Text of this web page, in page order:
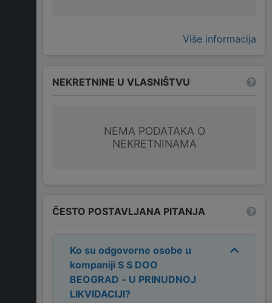
Više informacija
NEKRETNINE U VLASNIŠTVU
NEMA PODATAKA O
NEKRETNINAMA
ČESTO POSTAVLJANA PITANJA
Ko su odgovorne osobe u
kompaniji S S DOO
BEOGRAD - U PRINUDNOJ
LIKVIDACIJI?